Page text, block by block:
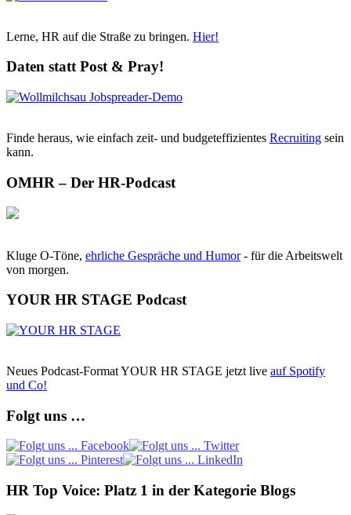
Lerne, HR auf die Straße zu bringen. Hier!
Daten statt Post & Pray!
Finde heraus, wie einfach zeit- und budgeteffizientes Recruiting sein
kann.
OMHR – Der HR-Podcast
Kluge O-Töne, ehrliche Gespräche und Humor- für die Arbeitswelt
von morgen.
YOUR HR STAGE Podcast
Neues Podcast-Format YOUR HR STAGE jetzt live auf Spotify
und Co!
Folgt uns …
HR Top Voice: Platz 1 in der Kategorie Blogs